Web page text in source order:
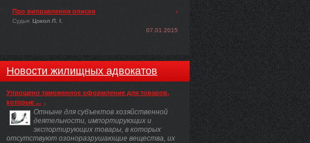
Про виправлення описки
Судья: Цокол Л. І.
07.01.2015
Новости жилищных адвокатов
Упрощено таможенное оформление для товаров,
которые ...
Отныне для субъектов хозяйственной
деятельности, импортирующих и
экспортирующих товары, в которых
отсутствуют озоноразрушающие вещества, их